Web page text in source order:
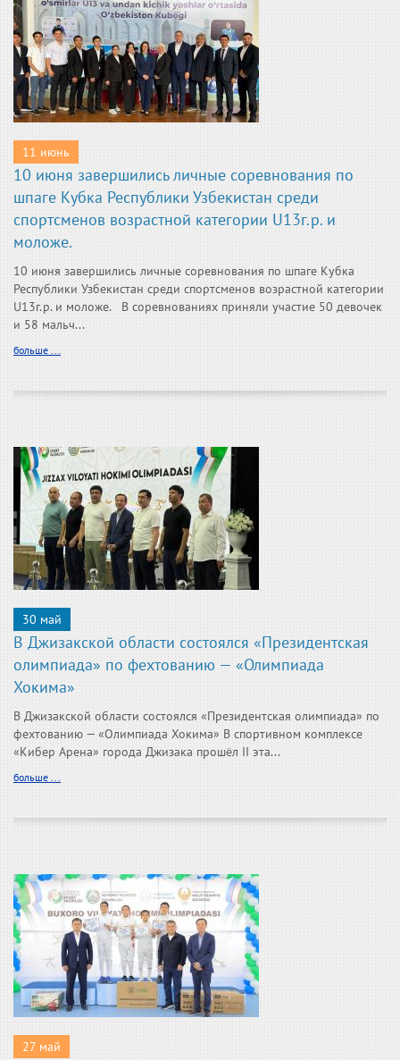
11 июнь
10 июня завершились личные соревнования по
шпаге Кубка Республики Узбекистан среди
спортсменов возрастной категории U13г.р. и
моложе.
10 июня завершились личные соревнования по шпаге Кубка
Республики Узбекистан среди спортсменов возрастной категории
U13г.р. и моложе. В соревнованиях приняли участие 50 девочек
и 58 мальч...
больше ...
30 май
В Джизакской области состоялся «Президентская
олимпиада» по фехтованию — «Олимпиада
Хокима»
В Джизакской области состоялся «Президентская олимпиада» по
фехтованию — «Олимпиада Хокима» В спортивном комплексе
«Кибер Арена» города Джизака прошёл II эта...
больше ...
27 май